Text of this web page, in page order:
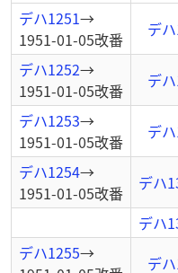
デハ1251→
1951-01-05改番
デ
デハ1252→
1951-01-05改番
デ
デハ1253→
1951-01-05改番
デ
デハ1254→
1951-01-05改番
デハ
デハ
デハ1255→
デ